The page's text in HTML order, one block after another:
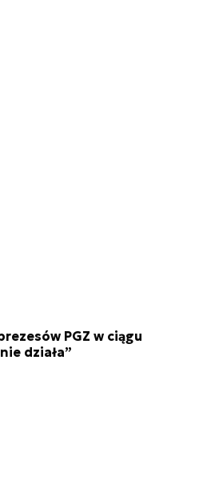
PGZ w ciągu
działa”